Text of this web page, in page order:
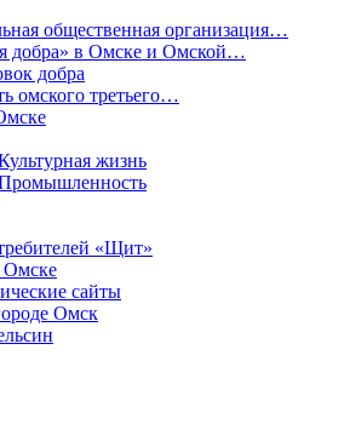
общественная организация…
добра» в Омске и Омской…
добра
омского третьего…
жизнь
«Щит»
Омске
сайты
Омск